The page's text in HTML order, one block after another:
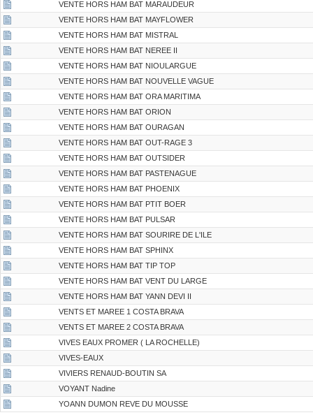
VENTE HORS HAM BAT MARAUDEUR
VENTE HORS HAM BAT MAYFLOWER
VENTE HORS HAM BAT MISTRAL
VENTE HORS HAM BAT NEREE II
VENTE HORS HAM BAT NIOULARGUE
VENTE HORS HAM BAT NOUVELLE VAGUE
VENTE HORS HAM BAT ORA MARITIMA
VENTE HORS HAM BAT ORION
VENTE HORS HAM BAT OURAGAN
VENTE HORS HAM BAT OUT-RAGE 3
VENTE HORS HAM BAT OUTSIDER
VENTE HORS HAM BAT PASTENAGUE
VENTE HORS HAM BAT PHOENIX
VENTE HORS HAM BAT PTIT BOER
VENTE HORS HAM BAT PULSAR
VENTE HORS HAM BAT SOURIRE DE L'ILE
VENTE HORS HAM BAT SPHINX
VENTE HORS HAM BAT TIP TOP
VENTE HORS HAM BAT VENT DU LARGE
VENTE HORS HAM BAT YANN DEVI II
VENTS ET MAREE 1 COSTA BRAVA
VENTS ET MAREE 2 COSTA BRAVA
VIVES EAUX PROMER ( LA ROCHELLE)
VIVES-EAUX
VIVIERS RENAUD-BOUTIN SA
VOYANT Nadine
YOANN DUMON REVE DU MOUSSE